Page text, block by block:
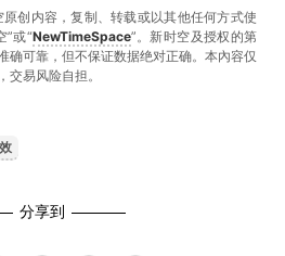
创内容，复制、转载或以其他任何方式使
”或“NewTimeSpace”。新时空及授权的第
确可靠，但不保证数据绝对正确。本內容仅
易风险自担。
分享到